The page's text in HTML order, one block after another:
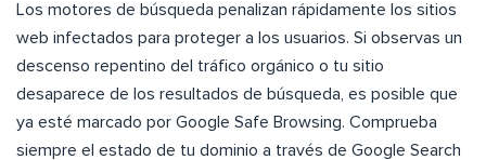
Los motores de búsqueda penalizan rápidamente los sitios
web infectados para proteger a los usuarios. Si observas un
descenso repentino del tráfico orgánico o tu sitio
desaparece de los resultados de búsqueda, es posible que
ya esté marcado por Google Safe Browsing. Comprueba
siempre el estado de tu dominio a través de Google Search